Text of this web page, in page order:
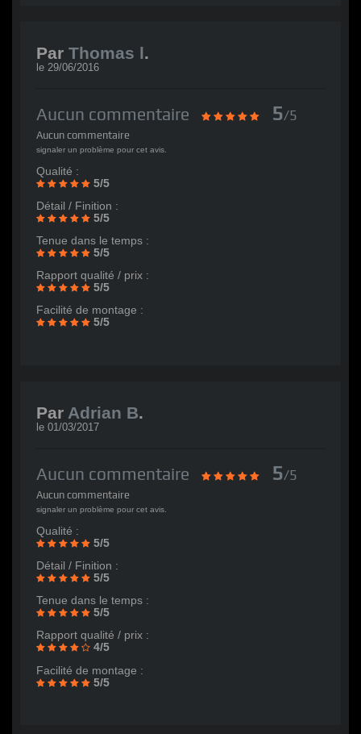
Par Thomas l.
le 29/06/2016
Aucun commentaire 5/5
Aucun commentaire
signaler un problème pour cet avis.
Qualité :
5/5
Détail / Finition :
5/5
Tenue dans le temps :
5/5
Rapport qualité / prix :
5/5
Facilité de montage :
5/5
Par Adrian B.
le 01/03/2017
Aucun commentaire 5/5
Aucun commentaire
signaler un problème pour cet avis.
Qualité :
5/5
Détail / Finition :
5/5
Tenue dans le temps :
5/5
Rapport qualité / prix :
4/5
Facilité de montage :
5/5